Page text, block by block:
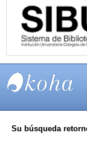
SISTEMAS
Su búsqueda